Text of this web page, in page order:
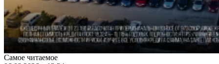
Самое читаемое